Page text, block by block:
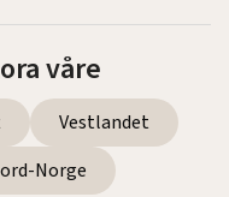
våre
Vestlandet
Norge